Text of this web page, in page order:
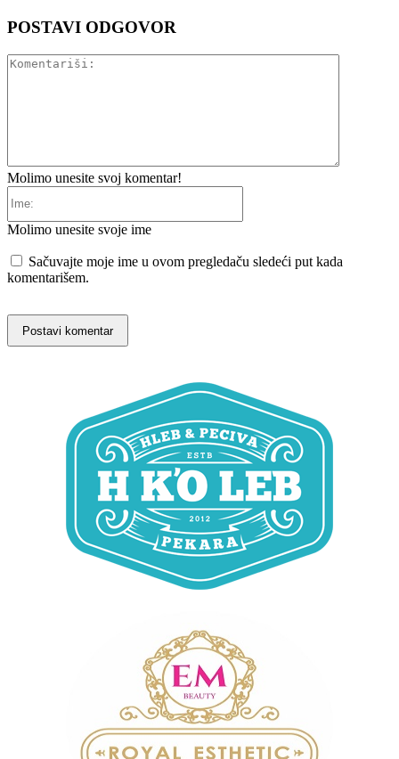
POSTAVI ODGOVOR
Molimo unesite svoj komentar!
Molimo unesite svoje ime
Sačuvajte moje ime u ovom pregledaču sledeći put kada
komentarišem.